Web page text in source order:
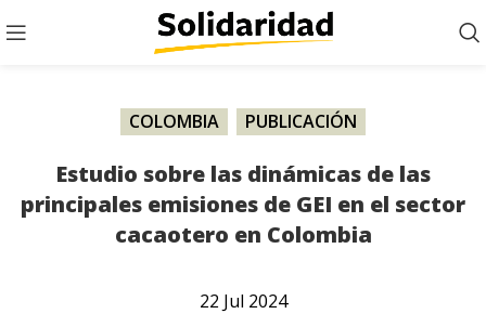
COLOMBIA PUBLICACIÓN
Estudio sobre las dinámicas de las
principales emisiones de GEI en el sector
cacaotero en Colombia
22 Jul 2024